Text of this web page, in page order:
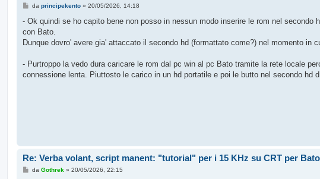
M
s
a
g
o
da principekento» 20/05/2026, 14:18
- Ok quindi se ho capito bene non posso in nessun modo inserire le rom nel
con Bato.
Dunque dovro' avere gia' attaccato il secondo hd (formattato come?) nel momento
- Purtroppo la vedo dura caricare le rom dal pc win al pc Bato tramite la rete locale
connessione lenta. Piuttosto le carico in un hd portatile e poi le butto nel secondo hd
Re: Verba volant, script manent: "tutorial" per i 15 KHz su CRT per
Mda Gothrek» 20/05/2026, 22:15